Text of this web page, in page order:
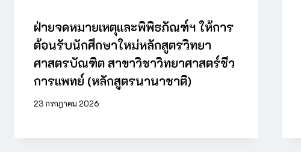
ฝ่ายจดหมายเหตุและพิพิธภัณฑ์ฯ ให้การ
ต้อนรับนักศึกษาใหม่หลักสูตรวิทยา
ศาสตรบัณฑิต สาขาวิชาวิทยาศาสตร์ชีว
การแพทย์ (หลักสูตรนานาชาติ)
23 กรกฎาคม 2026